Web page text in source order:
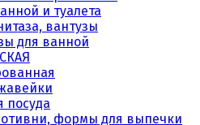
и туалета
вантузы
для ванной
посуда
формы для выпечки